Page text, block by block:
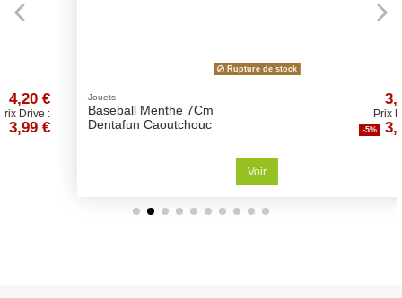
Rupture de stock
Jouets
Baseball Menthe 7Cm
Dentafun Caoutchouc
3,50 €